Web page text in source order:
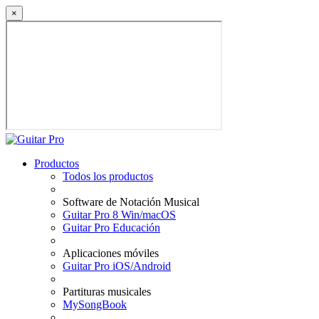
×
Productos
Todos los productos
Software de Notación Musical
Guitar Pro 8 Win/macOS
Guitar Pro Educación
Aplicaciones móviles
Guitar Pro iOS/Android
Partituras musicales
MySongBook